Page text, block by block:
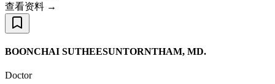
查看资料 →
BOONCHAI SUTHEESUNTORNTHAM, MD.
Doctor